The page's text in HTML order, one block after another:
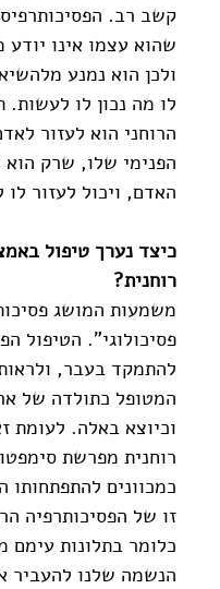
קשב רב.
שהוא עצמו אינו
ולכן הוא נמנע
לו מה נכון לו
הרוחני הוא לעזור
הפנימי שלו, שרק
האדם, ויכול לעזור
כיצד נערך טיפול
רוחנית?
משמעות המושג
פסיכולוגי". הטיפול
להתמקד בעבר,
המטופל כתולדה של
וכיוצא באלה. לעומת
רוחנית מפרשת
כמכוונים
זו של הפסיכותרפיה
כלומר בתלונות עימם
הנשמה שלנו להעביר